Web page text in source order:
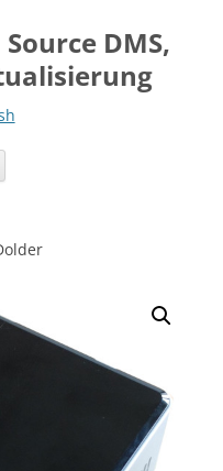
DMS,